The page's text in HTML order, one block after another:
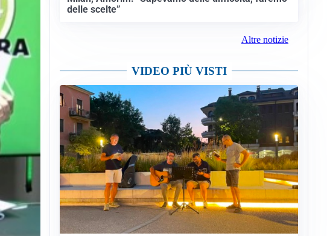
delle scelte”
Altre notizie
VIDEO PIÙ VISTI